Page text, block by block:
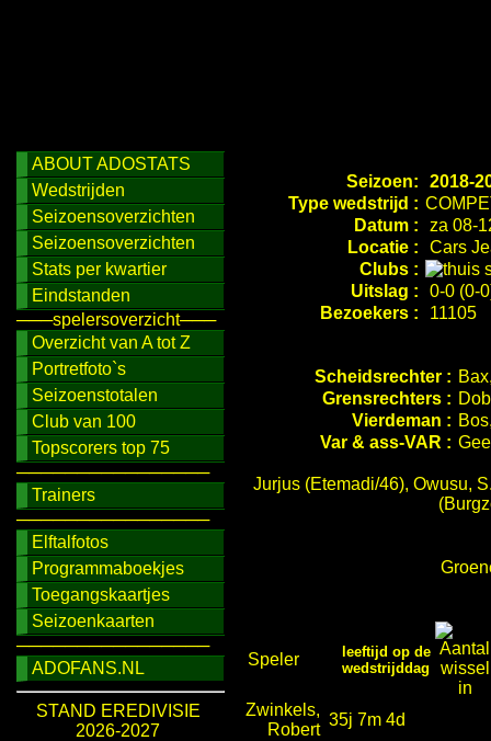
ABOUT ADOSTATS
Wedstrijden
Seizoensoverzichten
Seizoensoverzichten
Stats per kwartier
Eindstanden
───spelersoverzicht───
Overzicht van A tot Z
Portretfoto`s
Seizoenstotalen
Club van 100
Topscorers top 75
────────────────
Trainers
────────────────
Elftalfotos
Programmaboekjes
Toegangskaartjes
Seizoenkaarten
────────────────
ADOFANS.NL
STAND EREDIVISIE
2026-2027
Seizoen:
2018-
Type wedstrijd :
Datum :
za 08-
Locatie :
Cars
Clubs :
Uitslag :
0-0 (0-
Bezoekers :
11105
Scheidsrechter :
Grensrechters :
Vierdeman :
Var & ass-VAR :
Jurjus (Etemadi/46), Owusu,
Speler
leeftijd op de
wedstrijddag
Zwinkels,
Robert
35j 7m 4d